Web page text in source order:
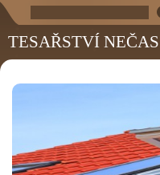
TESAŘSTVÍ NEČAS